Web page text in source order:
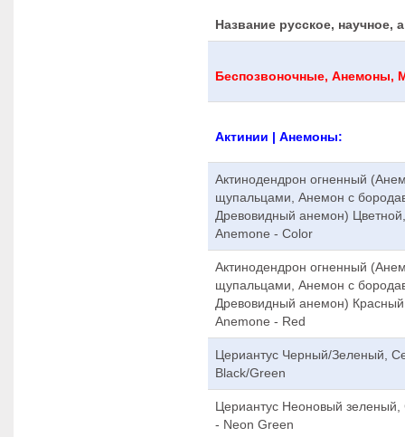
Название русское, научное,
Беспозвоночные, Анемоны,
Актинии | Анемоны:
Актинодендрон огненный
щупальцами, Анемон с
Древовидный анемон)
Anemone - Color
Актинодендрон огненный
щупальцами, Анемон с
Древовидный анемон)
Anemone - Red
Цериантус Черный/Зеленый,
Black/Green
Цериантус Неоновый
- Neon Green